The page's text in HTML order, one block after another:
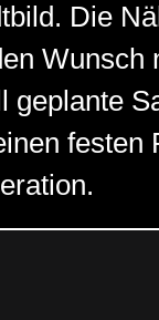
Die
Wunsch
geplante
festen